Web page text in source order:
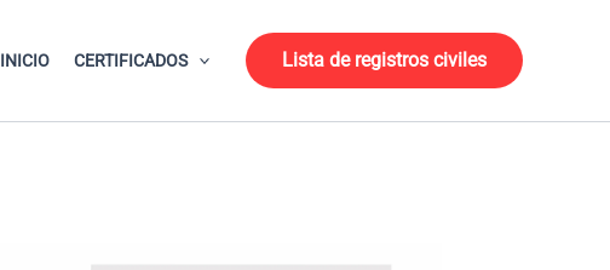
INICIO CERTIFICADOS Lista de registros civiles